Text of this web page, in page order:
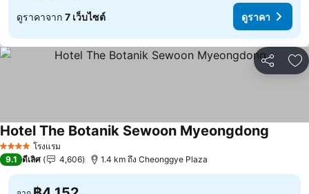
ดูราคาจาก 7 เว็บไซต์ ดูราคา
แชร์ เ
4 ดาว โรงแรม
Hotel The Botanik Sewoon Myeongdong
9.1 ดีเลิศ 4,606 1.4 km ถึง Cheonggye Plaza